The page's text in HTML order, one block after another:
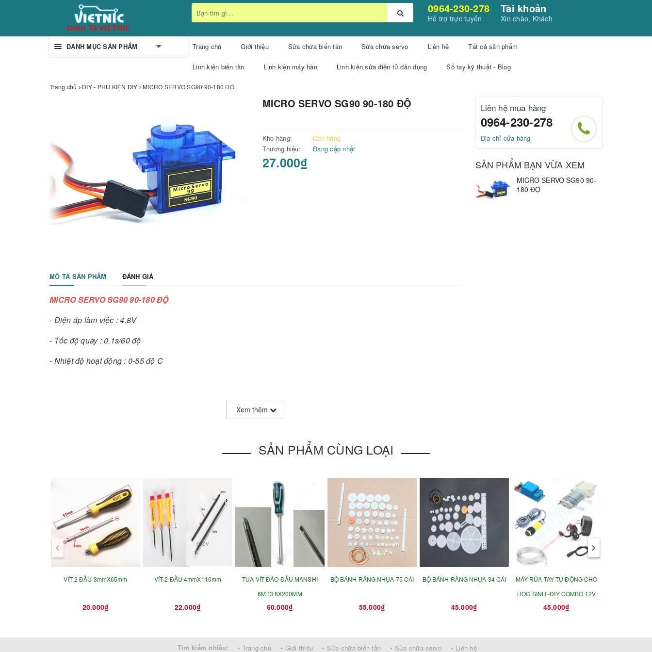
0964-230-278
Hỗ trợ trực tuyến
Tài khoản
Xin chào, Khách
DANH MỤC SẢN PHẨM Trang chủ Giới thiệu Sửa chữa biến tần Sửa chữa servo Liên hệ Tất cả sản phẩm
Linh kiện biến tần Linh kiện máy hàn Linh kiện sửa điện tử dân dụng Sổ tay kỹ thuật - Blog
Trang chủ DIY - PHỤ KIỆN DIY MICRO SERVO SG90 90-180 ĐỘ
MICRO SERVO SG90 90-180 ĐỘ
Kho hàng:
Còn hàng
Thương hiệu:
Đang cập nhật
27.000₫
MÔ TẢ SẢN PHẨM ĐÁNH GIÁ
MICRO SERVO SG90 90-180 ĐỘ
- Điện áp làm việc : 4.8V
- Tốc độ quay : 0.1s/60 độ
- Nhiệt độ hoạt động : 0-55 độ C
Xem thêm
Liên hệ mua hàng
0964-230-278
Địa chỉ cửa hàng
SẢN PHẨM BẠN VỪA XEM
MICRO SERVO SG90 90-
180 ĐỘ
SẢN PHẨM CÙNG LOẠI
VÍT 2 ĐẦU 3mmX65mm
20.000₫
VÍT 2 ĐẦU 4mmX110mm
22.000₫
TUA VÍT ĐẢO ĐẦU MANSHI
6MT3 6X200MM
60.000₫
BỘ BÁNH RĂNG NHỰA 75 CÁI
55.000₫
BỘ BÁNH RĂNG NHỰA 34 CÁI
45.000₫
MÁY RỬA TAY TỰ ĐỘNG CHO
HỌC SINH -DIY COMBO 12V
45.000₫
prev
Tìm kiếm nhiều: • Trang chủ • Giới thiệu • Sửa chữa biến tần • Sửa chữa servo • Liên hệ